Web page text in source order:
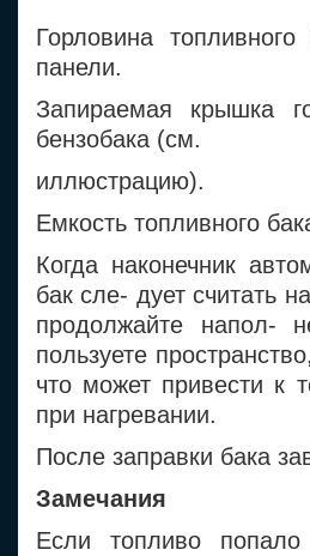
Горловина
панели.
Запираемая крышка
бензобака (см.
иллюстрацию).
Емкость топливного
Когда наконечник
бак сле- дует считать
продолжайте напол-
пользуете
что может привести к
при нагревании.
После заправки бака
Замечания
Если топливо